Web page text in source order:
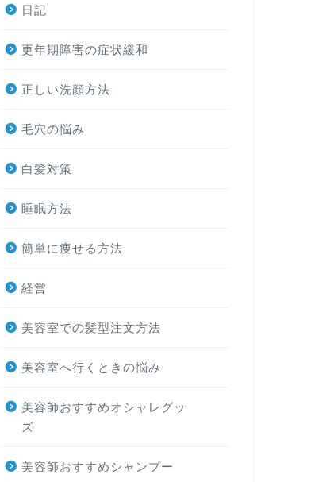
日記
更年期障害の症状緩和
正しい洗顔方法
毛穴の悩み
白髪対策
睡眠方法
簡単に痩せる方法
経営
美容室での髪型注文方法
美容室へ行くときの悩み
美容師おすすめオシャレグッ
ズ
美容師おすすめシャンプー